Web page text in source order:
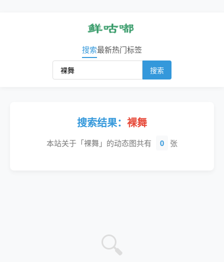
搜索最新热门标签
搜索
搜索结果： 裸舞
本站关于「裸舞」的动态图共有 0 张
🔍